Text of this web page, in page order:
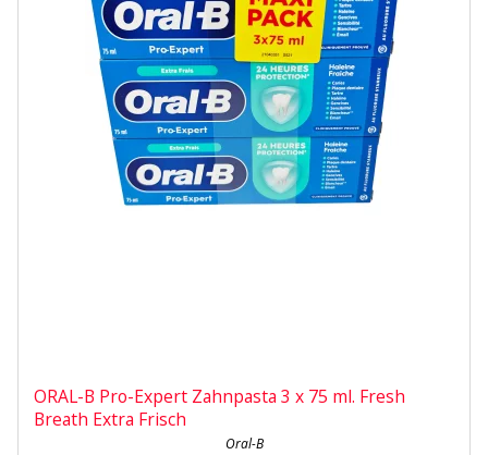
ORAL-B Pro-Expert Zahnpasta 3 x 75 ml. Fresh
Breath Extra Frisch
Oral-B